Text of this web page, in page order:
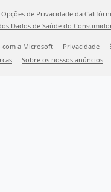
Opções de Privacidade da
Dados de Saúde do
com a Microsoft Privacidade
Sobre os nossos anúncios